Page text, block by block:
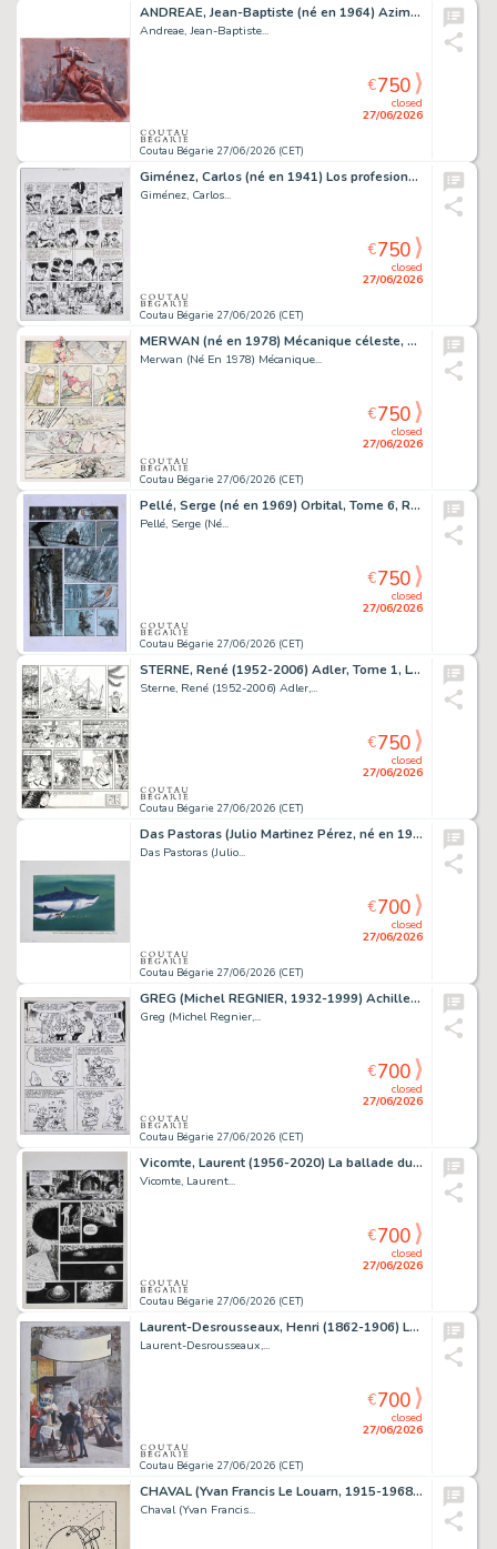
ANDREAE, Jean-Baptiste (né en 1964) Azimut : Manie...
Andreae, Jean-Baptiste...
Coutau Bégarie 27/06/2026 (CET)
closed
27/06/2026
€750
Giménez, Carlos (né en 1941) Los profesionales - Les...
Giménez, Carlos...
Coutau Bégarie 27/06/2026 (CET)
closed
27/06/2026
€750
MERWAN (né en 1978) Mécanique céleste, Tome 2, planche...
Merwan (Né En 1978) Mécanique...
Coutau Bégarie 27/06/2026 (CET)
closed
27/06/2026
€750
Pellé, Serge (né en 1969) Orbital, Tome 6, Résistance,...
Pellé, Serge (Né...
Coutau Bégarie 27/06/2026 (CET)
closed
27/06/2026
€750
STERNE, René (1952-2006) Adler, Tome 1, L’avion du...
Sterne, René (1952-2006) Adler,...
Coutau Bégarie 27/06/2026 (CET)
closed
27/06/2026
€750
Das Pastoras (Julio Martinez Pérez, né en 1956) Illustration...
Das Pastoras (Julio...
Coutau Bégarie 27/06/2026 (CET)
closed
27/06/2026
€700
GREG (Michel REGNIER, 1932-1999) Achille Talon, Tome...
Greg (Michel Regnier,...
Coutau Bégarie 27/06/2026 (CET)
closed
27/06/2026
€700
Vicomte, Laurent (1956-2020) La ballade du bout du...
Vicomte, Laurent...
Coutau Bégarie 27/06/2026 (CET)
closed
27/06/2026
€700
Laurent-Desrousseaux, Henri (1862-1906) La vente du...
Laurent-Desrousseaux,...
Coutau Bégarie 27/06/2026 (CET)
closed
27/06/2026
€700
CHAVAL (Yvan Francis Le Louarn, 1915-1968) L'Observatoire. Encre...
Chaval (Yvan Francis...